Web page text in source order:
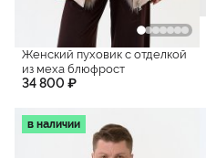
Женский пуховик с отделкой
из меха блюфрост
34 800 ₽
в наличии